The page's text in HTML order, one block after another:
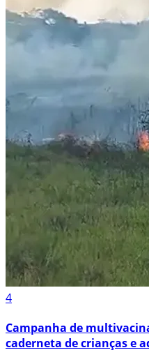
4
Campanha de
caderneta de crianças e